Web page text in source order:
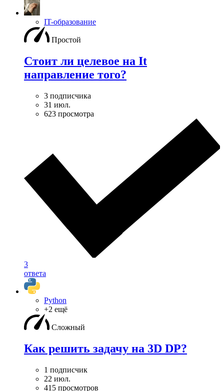
IT-образование
Простой
Стоит ли целевое на It
направление того?
3 подписчика
31 июл.
623 просмотра
3
ответа
Python
+2 ещё
Сложный
Как решить задачу на 3D DP?
1 подписчик
22 июл.
415 просмотров